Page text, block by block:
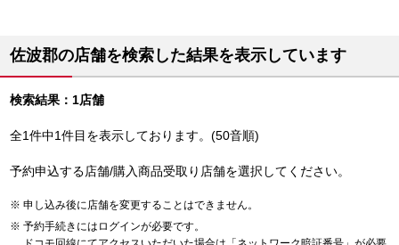
佐波郡の店舗を検索した結果を表示しています
検索結果：1店舗
全1件中1件目を表示しております。(50音順)
予約申込する店舗/購入商品受取り店舗を選択してください。
申し込み後に店舗を変更することはできません。
予約手続きにはログインが必要です。